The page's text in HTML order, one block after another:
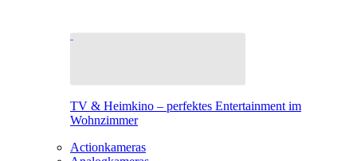
TV & Heimkino – perfektes Entertainment im
Wohnzimmer
Actionkameras